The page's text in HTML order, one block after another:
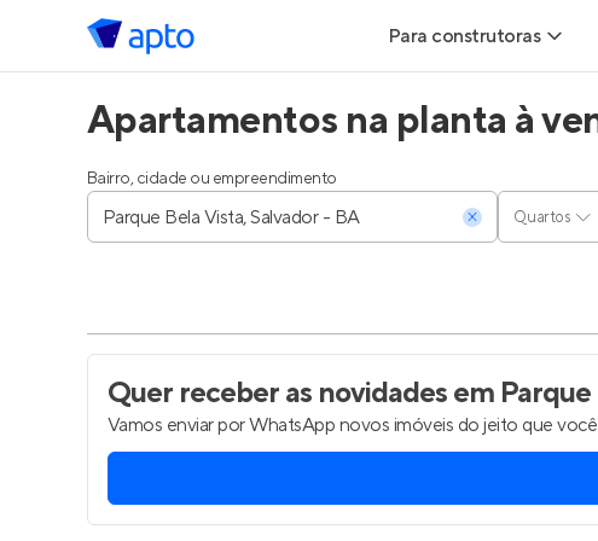
Para construtoras
Geração de Leads
Geração de Vendas
Anunciar Imóveis
Apartamentos na planta à
Bairro, cidade ou empreendimento
Quartos
Quer receber as novidadesem
Vamos enviar por WhatsApp novos imóveis do jeito que